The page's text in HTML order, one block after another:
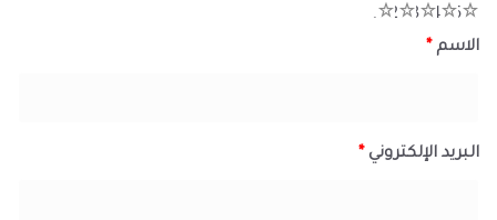
5
4
3
2
الاسم *
البريد الإلكتروني *